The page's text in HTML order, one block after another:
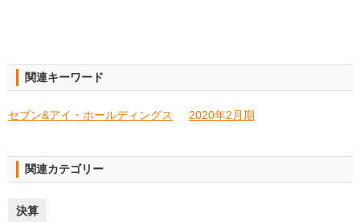
関連キーワード
セブン&アイ・ホールディングス 2020年2月期
関連カテゴリー
決算